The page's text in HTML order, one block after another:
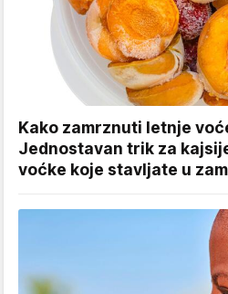
Kako zamrznuti letnje
Jednostavan trik za
voćke koje stavljate u